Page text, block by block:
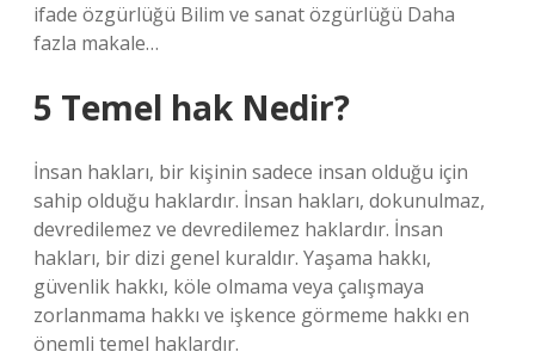
ifade özgürlüğü Bilim ve sanat özgürlüğü Daha
fazla makale…
5 Temel hak Nedir?
İnsan hakları, bir kişinin sadece insan olduğu için
sahip olduğu haklardır. İnsan hakları, dokunulmaz,
devredilemez ve devredilemez haklardır. İnsan
hakları, bir dizi genel kuraldır. Yaşama hakkı,
güvenlik hakkı, köle olmama veya çalışmaya
zorlanmama hakkı ve işkence görmeme hakkı en
önemli temel haklardır.